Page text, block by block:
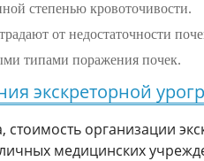
степенью кровоточивости.
от недостаточности
типами поражения почек.
экскреторной
стоимость организации
медицинских